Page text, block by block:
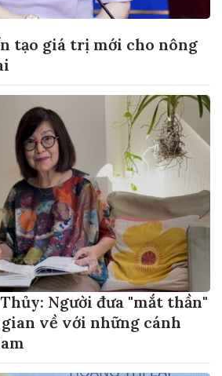
tạo giá trị mới cho nông
Thủy: Người đưa "mắt thần"
về với những cánh